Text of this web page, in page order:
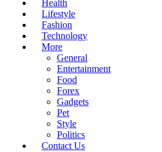
Health
Lifestyle
Fashion
Technology
More
General
Entertainment
Food
Forex
Gadgets
Pet
Style
Politics
Contact Us